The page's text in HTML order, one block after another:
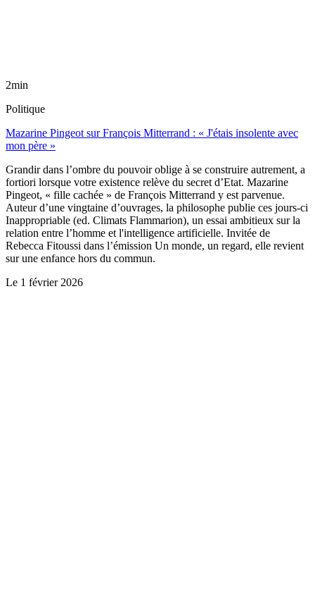
2min
Politique
Mazarine Pingeot sur François Mitterrand : « J'étais insolente avec
mon père »
Grandir dans l’ombre du pouvoir oblige à se construire autrement, a
fortiori lorsque votre existence relève du secret d’Etat. Mazarine
Pingeot, « fille cachée » de François Mitterrand y est parvenue.
Auteur d’une vingtaine d’ouvrages, la philosophe publie ces jours-ci
Inappropriable (ed. Climats Flammarion), un essai ambitieux sur la
relation entre l’homme et l'intelligence artificielle. Invitée de
Rebecca Fitoussi dans l’émission Un monde, un regard, elle revient
sur une enfance hors du commun.
Le 1 février 2026